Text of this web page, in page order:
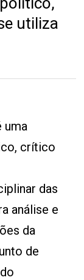
utiliza
uma
crítico
das
análise e
da
de